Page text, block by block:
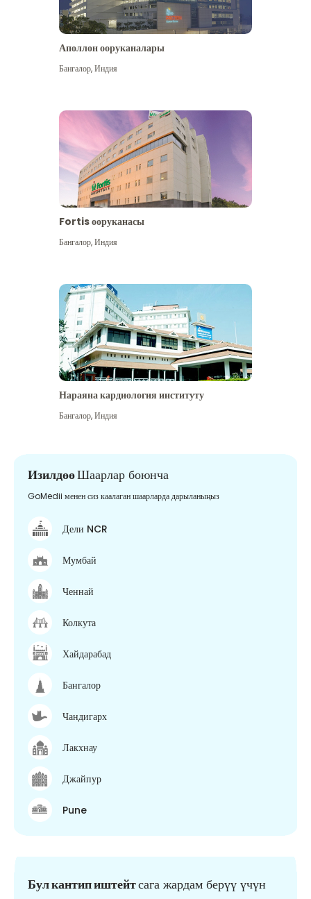
Аполлон ооруканалары
Бангалор,Индия
Fortis ооруканасы
Бангалор,Индия
Нараяна кардиология институту
Бангалор,Индия
ИзилдөөШаарлар боюнча
GoMedii менен сиз каалаган шаарларда дарыланыңыз
Дели NCR
Мумбай
Ченнай
Колкута
Хайдарабад
Бангалор
Чандигарх
Лакхнау
Джайпур
Pune
Бул кантип иштейтсага жардам берүү үчүн